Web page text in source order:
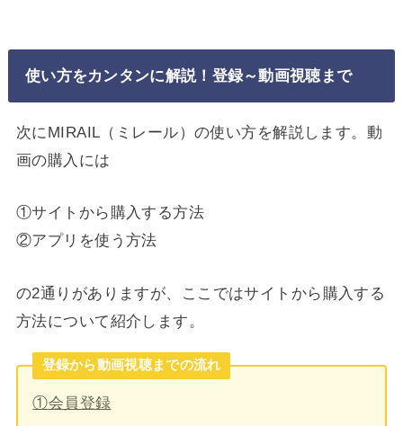
使い方をカンタンに解説！登録～動画視聴まで
次にMIRAIL（ミレール）の使い方を解説します。動
画の購入には
①サイトから購入する方法
②アプリを使う方法
の2通りがありますが、ここではサイトから購入する
方法について紹介します。
登録から動画視聴までの流れ
①会員登録